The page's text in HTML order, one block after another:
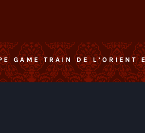
GAME TRAIN DE L’ORIENT